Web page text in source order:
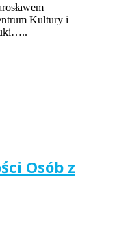
Kultury i
Osób z